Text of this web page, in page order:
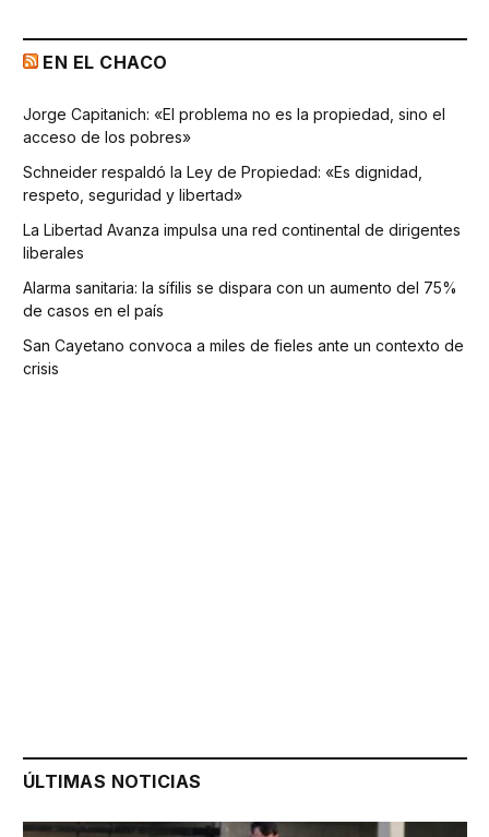
EN EL CHACO
Jorge Capitanich: «El problema no es la propiedad, sino el
acceso de los pobres»
Schneider respaldó la Ley de Propiedad: «Es dignidad,
respeto, seguridad y libertad»
La Libertad Avanza impulsa una red continental de dirigentes
liberales
Alarma sanitaria: la sífilis se dispara con un aumento del 75%
de casos en el país
San Cayetano convoca a miles de fieles ante un contexto de
crisis
ÚLTIMAS NOTICIAS